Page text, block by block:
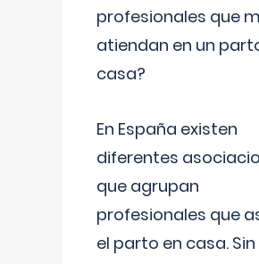
profesionales que
atiendan en un
casa?
En España existen
diferentes
que agrupan
profesionales que
el parto en casa. Sin